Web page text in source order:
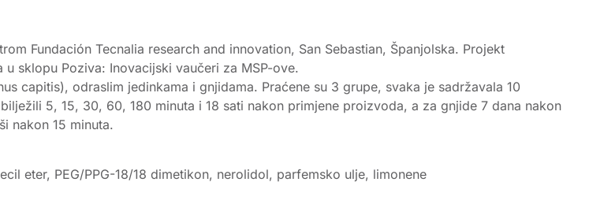
Fundación Tecnalia research and innovation, San Sebastian, Španjolska. Projekt
sklopu Poziva: Inovacijski vaučeri za MSP-ove.
capitis), odraslim jedinkama i gnjidama. Praćene su 3 grupe, svaka je sadržavala 10
5, 15, 30, 60, 180 minuta i 18 sati nakon primjene proizvoda, a za gnjide 7 dana nakon
nakon 15 minuta.
eter, PEG/PPG-18/18 dimetikon, nerolidol, parfemsko ulje, limonene